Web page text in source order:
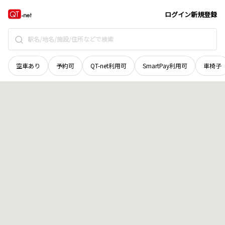
ログイン新規登録
空車あり 予約可 QT-net利用可 SmartPay利用可 車椅子
岡山県